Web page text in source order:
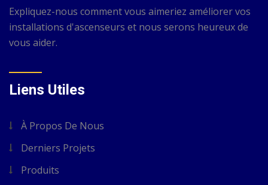
Expliquez-nous comment vous aimeriez améliorer vos
installations d'ascenseurs et nous serons heureux de
vous aider.
Liens Utiles
À Propos De Nous
Derniers Projets
Produits